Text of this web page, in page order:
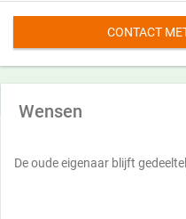
CONTACT
Wensen
De oude eigenaar blijft